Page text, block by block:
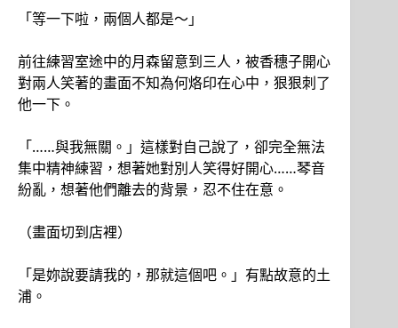
「等一下啦，兩個人都是～」
前往練習室途中的月森留意到三人，被香穗子開心
對兩人笑著的畫面不知為何烙印在心中，狠狠刺了
他一下。
「……與我無關。」這樣對自己說了，卻完全無法
集中精神練習，想著她對別人笑得好開心……琴音
紛亂，想著他們離去的背景，忍不住在意。
（畫面切到店裡）
「是妳說要請我的，那就這個吧。」有點故意的土
浦。